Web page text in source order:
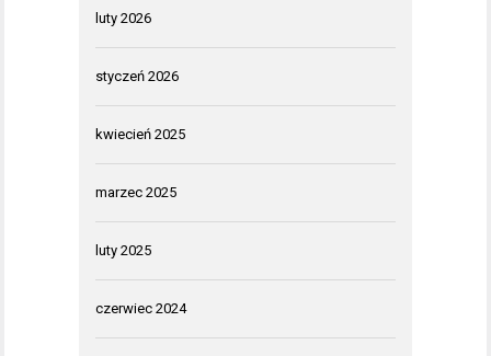
luty 2026
styczeń 2026
kwiecień 2025
marzec 2025
luty 2025
czerwiec 2024